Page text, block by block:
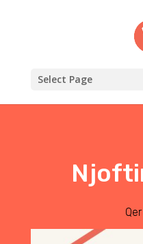
Select Page